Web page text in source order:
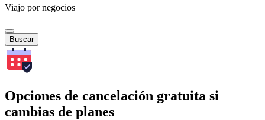
Viajo por negocios
Buscar
Opciones de cancelación gratuita si
cambias de planes